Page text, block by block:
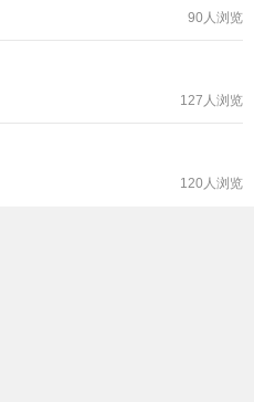
90人浏览
127人浏览
120人浏览